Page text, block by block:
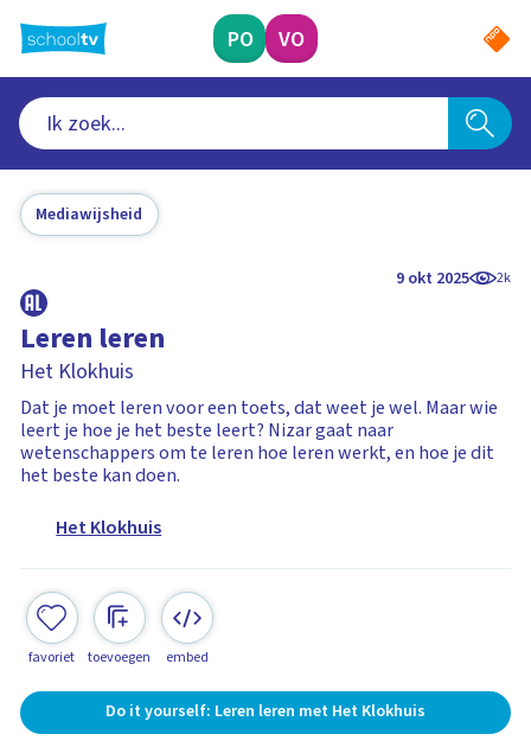
naar
hoofdinhoud
PO VO
Mediawijsheid
9 okt 2025 2k
Leren leren
Het Klokhuis
Dat je moet leren voor een toets, dat weet je wel. Maar wie
leert je hoe je het beste leert? Nizar gaat naar
wetenschappers om te leren hoe leren werkt, en hoe je dit
het beste kan doen.
Het Klokhuis
favoriet toevoegen embed
Do it yourself: Leren leren met Het Klokhuis